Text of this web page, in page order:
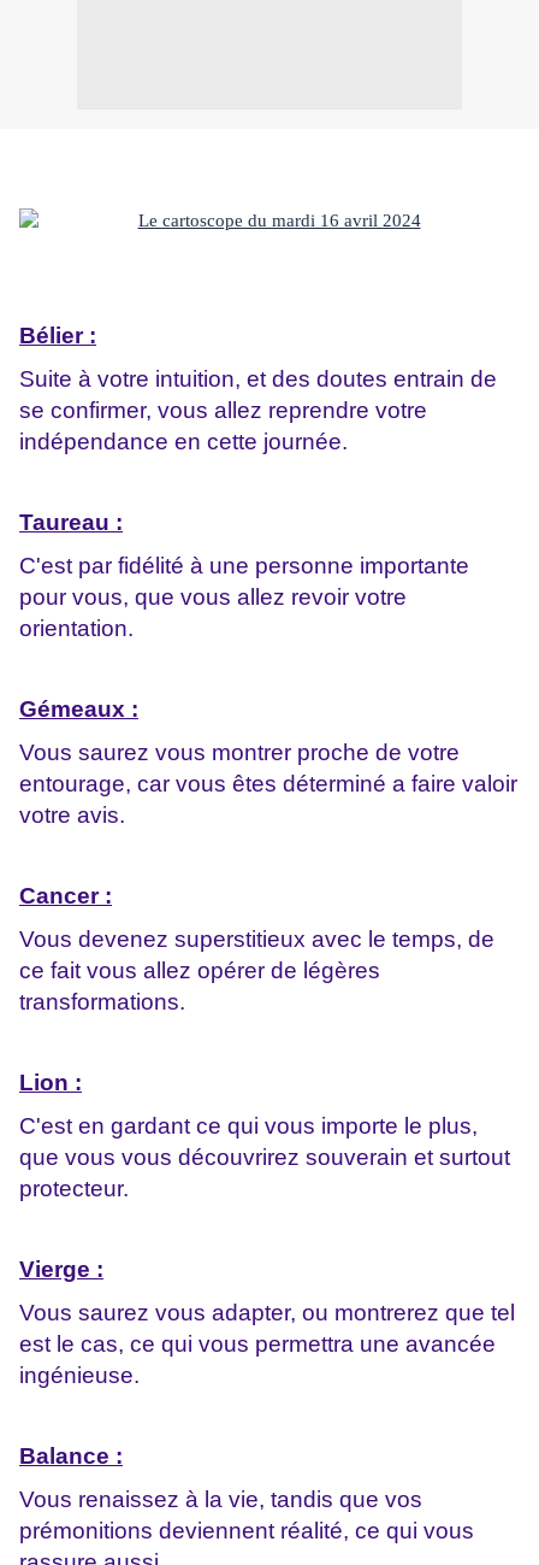
Bélier :
Suite à votre intuition, et des doutes entrain de
se confirmer, vous allez reprendre votre
indépendance en cette journée.
Taureau :
C'est par fidélité à une personne importante
pour vous, que vous allez revoir votre
orientation.
Gémeaux :
Vous saurez vous montrer proche de votre
entourage, car vous êtes déterminé a faire valoir
votre avis.
Cancer :
Vous devenez superstitieux avec le temps, de
ce fait vous allez opérer de légères
transformations.
Lion :
C'est en gardant ce qui vous importe le plus,
que vous vous découvrirez souverain et surtout
protecteur.
Vierge :
Vous saurez vous adapter, ou montrerez que tel
est le cas, ce qui vous permettra une avancée
ingénieuse.
Balance :
Vous renaissez à la vie, tandis que vos
prémonitions deviennent réalité, ce qui vous